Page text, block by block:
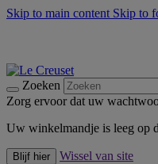
Skip to main content Skip to
Zoeken
Zorg ervoor dat uw
Uw winkelmandje is leeg op
Blijf hier
Wissel van site